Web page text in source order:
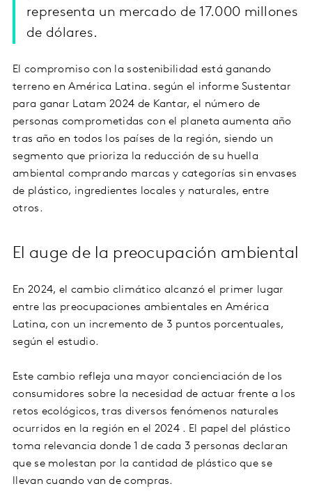
representa un mercado de 17.000 millones
de dólares.
El compromiso con la sostenibilidad está ganando
terreno en América Latina. según el informe Sustentar
para ganar Latam 2024 de Kantar, el número de
personas comprometidas con el planeta aumenta año
tras año en todos los países de la región, siendo un
segmento que prioriza la reducción de su huella
ambiental comprando marcas y categorías sin envases
de plástico, ingredientes locales y naturales, entre
otros.
El auge de la preocupación ambiental
En 2024, el cambio climático alcanzó el primer lugar
entre las preocupaciones ambientales en América
Latina, con un incremento de 3 puntos porcentuales,
según el estudio.
Este cambio refleja una mayor concienciación de los
consumidores sobre la necesidad de actuar frente a los
retos ecológicos, tras diversos fenómenos naturales
ocurridos en la región en el 2024 . El papel del plástico
toma relevancia donde 1 de cada 3 personas declaran
que se molestan por la cantidad de plástico que se
llevan cuando van de compras.